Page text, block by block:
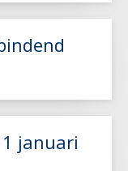
1 januari